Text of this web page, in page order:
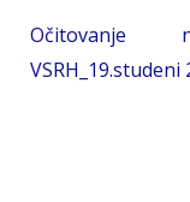
Očitovanje
VSRH_19.studeni